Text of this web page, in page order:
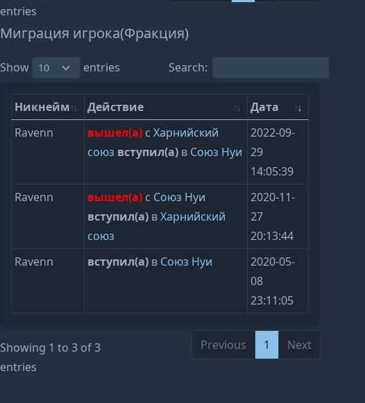
entries
Миграция игрока(Фракция)
Show entries Search:
Никнейм Действие
Дата
Ravenn
вышел(а) сХарнийский
союз вступил(а) в Союз Нуи
2022-09-
29
14:05:39
Ravenn
вышел(а) с Союз Нуи
вступил(а) вХарнийский
союз
2020-11-
27
20:13:44
Ravenn
вступил(а) в Союз Нуи
2020-05-
08
23:11:05
Showing 1 to 3 of 3
entries
Previous 1 Next